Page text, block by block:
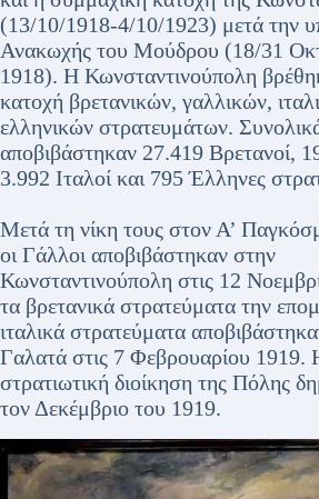
(13/10/1918-4/10/1923) μετά την
Ανακωχής του Μούδρου (18/31
1918). Η Κωνσταντινούπολη
κατοχή βρετανικών, γαλλικών,
ελληνικών στρατευμάτων.
αποβιβάστηκαν 27.419 Βρετανοί,
3.992 Ιταλοί και 795 Έλληνες
Μετά τη νίκη τους στον Α’
οι Γάλλοι αποβιβάστηκαν στην
Κωνσταντινούπολη στις 12
τα βρετανικά στρατεύματα την
ιταλικά στρατεύματα
Γαλατά στις 7 Φεβρουαρίου 1919.
στρατιωτική διοίκηση της Πόλης
τον Δεκέμβριο του 1919.